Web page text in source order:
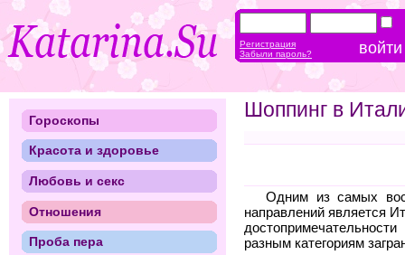
Шоппинг в
Одним из самых
направлений является
разным категориям
Гороскопы
Красота и здоровье
Любовь и секс
Отношения
Проба пера
Регистрация
Забыли пароль?